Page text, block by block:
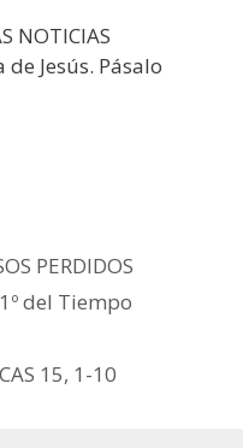
NOTICIAS
Jesús. Pásalo
PERDIDOS
del Tiempo
15, 1-10